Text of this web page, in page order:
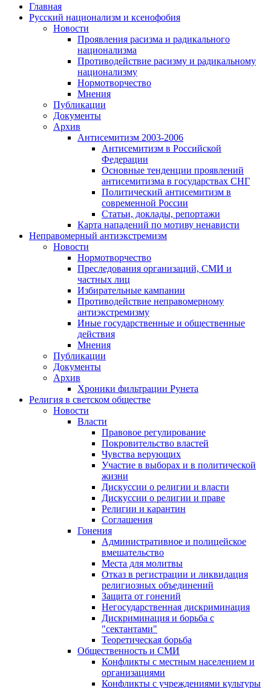
Главная
Русский национализм и ксенофобия
Новости
Проявления расизма и радикального
национализма
Противодействие расизму и радикальному
национализму
Нормотворчество
Мнения
Публикации
Документы
Архив
Антисемитизм 2003-2006
Антисемитизм в Российской
Федерации
Основные тенденции проявлений
антисемитизма в государствах СНГ
Политический антисемитизм в
современной России
Статьи, доклады, репортажи
Карта нападений по мотиву ненависти
Неправомерный антиэкстремизм
Новости
Нормотворчество
Преследования организаций, СМИ и
частных лиц
Избирательные кампании
Противодействие неправомерному
антиэкстремизму
Иные государственные и общественные
действия
Мнения
Публикации
Документы
Архив
Хроники фильтрации Рунета
Религия в светском обществе
Новости
Власти
Правовое регулирование
Покровительство властей
Чувства верующих
Участие в выборах и в политической
жизни
Дискуссии о религии и власти
Дискуссии о религии и праве
Религии и карантин
Соглашения
Гонения
Административное и полицейское
вмешательство
Места для молитвы
Отказ в регистрации и ликвидация
религиозных объединений
Защита от гонений
Негосударственная дискриминация
Дискриминация и борьба с
"сектантами"
Теоретическая борьба
Общественность и СМИ
Конфликты с местным населением и
организациями
Конфликты с учреждениями культуры